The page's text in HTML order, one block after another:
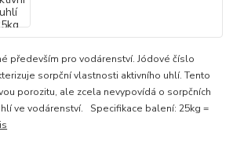
především pro vodárenství. Jódové číslo
sorpční vlastnosti aktivního uhlí. Tento
porozitu, ale zcela nevypovídá o sorpčních
ve vodárenství. Specifikace balení: 25kg =